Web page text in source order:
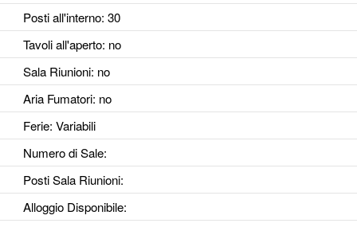
Posti all'interno: 30
Tavoli all'aperto: no
Sala Riunioni: no
Aria Fumatori: no
Ferie: Variabili
Numero di Sale:
Posti Sala Riunioni:
Alloggio Disponibile: